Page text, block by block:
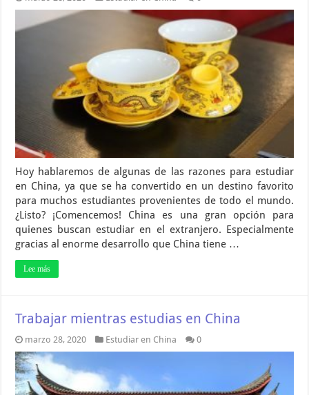
Hoy hablaremos de algunas de las razones para estudiar
en China, ya que se ha convertido en un destino favorito
para muchos estudiantes provenientes de todo el mundo.
¿Listo? ¡Comencemos! China es una gran opción para
quienes buscan estudiar en el extranjero. Especialmente
gracias al enorme desarrollo que China tiene …
Lee más
Trabajar mientras estudias en China
marzo 28, 2020 Estudiar en China 0